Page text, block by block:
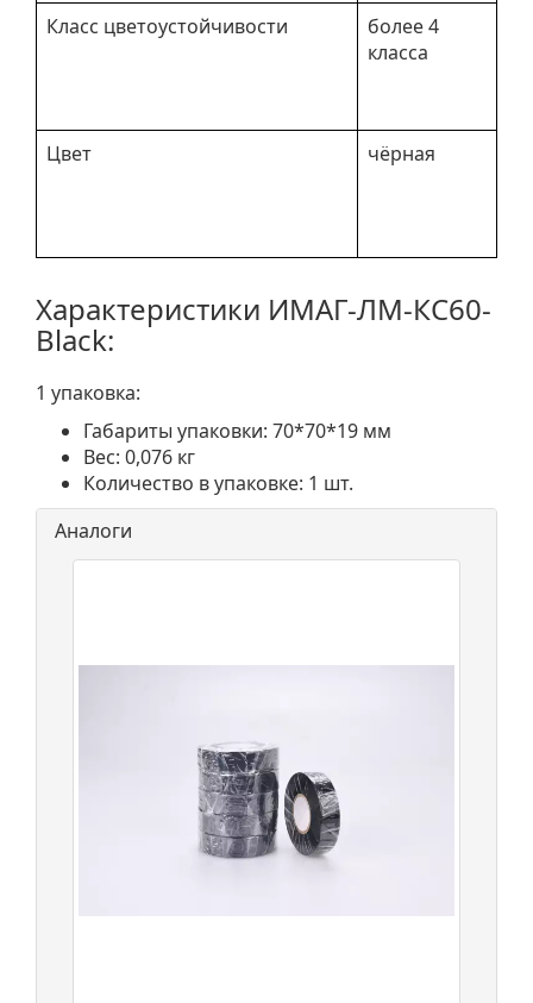
Класс цветоустойчивости
более 4
класса
Цвет чёрная
Характеристики ИМАГ-ЛМ-КС60-
Black:
1 упаковка:
Габариты упаковки: 70*70*19 мм
Вес: 0,076 кг
Количество в упаковке: 1 шт.
Аналоги